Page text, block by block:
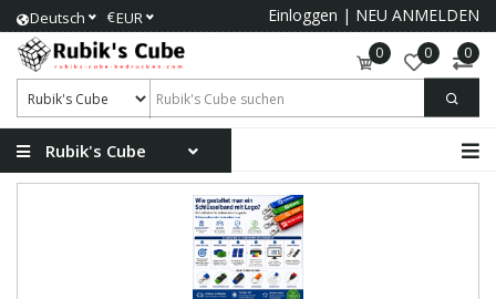
Deutsch €EUR Einloggen | NEU ANMELDEN
0 0 0
Rubik's Cube